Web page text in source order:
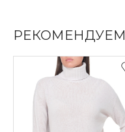
РЕКОМЕНДУЕМ